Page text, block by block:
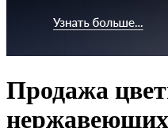
Продажа